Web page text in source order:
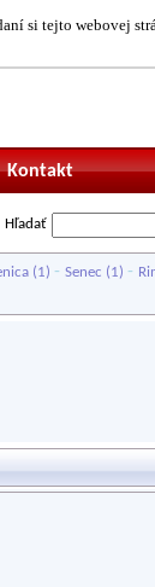
si tejto webovej
Kontakt
Hľadať
(1) - Senec (1) -